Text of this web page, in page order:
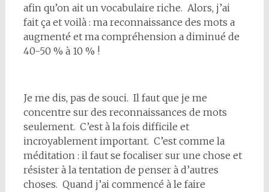
afin qu’on ait un vocabulaire riche. Alors, j’ai
fait ça et voilà : ma reconnaissance des mots a
augmenté et ma compréhension a diminué de
40-50 % à 10 % !
Je me dis, pas de souci. Il faut que je me
concentre sur des reconnaissances de mots
seulement. C’est à la fois difficile et
incroyablement important. C’est comme la
méditation : il faut se focaliser sur une chose et
résister à la tentation de penser à d’autres
choses. Quand j’ai commencé à le faire